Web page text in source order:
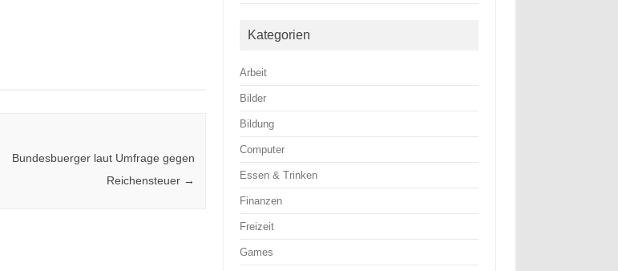
Bundesbuerger laut Umfrage gegen
Reichensteuer →
Kategorien
Arbeit
Bilder
Bildung
Computer
Essen & Trinken
Finanzen
Freizeit
Games